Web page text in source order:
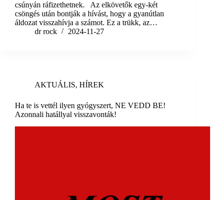
csúnyán ráfizethetnek. Az elkövetők egy-két
csöngés után bontják a hívást, hogy a gyanútlan
áldozat visszahívja a számot. Ez a trükk, az…
dr rock
2024-11-27
AKTUÁLIS, HÍREK
Ha te is vettél ilyen gyógyszert, NE VEDD BE!
Azonnali hatállyal visszavonták!